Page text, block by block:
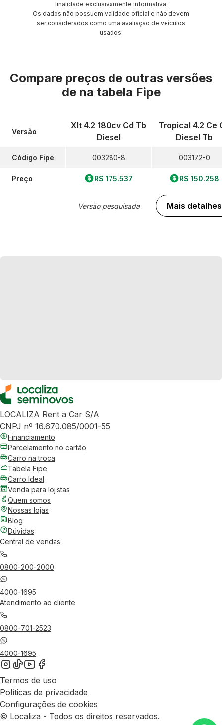
finalidade exclusivamente informativa.
Os dados não possuem validade oficial e não devem
ser considerados como uma avaliação de veículos
usados.
Compare preços de outras versões
de na tabela Fipe
Versão
Código Fipe
Preço
Xlt 4.2 180cv Cd Tb
Diesel
003280-8
R$ 175.537
Versão pesquisada
Tropical 4.2 Ce
Diesel Tb
003172-0
R$ 150.258
Mais detalhes
LOCALIZA Rent a Car S/A
CNPJ nº 16.670.085/0001-55
Financiamento
Parcelamento no cartão
Carro na troca
Tabela Fipe
Carro Ideal
Venda para lojistas
Quem somos
Nossas lojas
Blog
Dúvidas
Central de vendas
0800-200-2000
4000-1695
Atendimento ao cliente
0800-701-2523
4000-1695
Termos de uso
Políticas de privacidade
Configurações de cookies
© Localiza - Todos os direitos reservados.